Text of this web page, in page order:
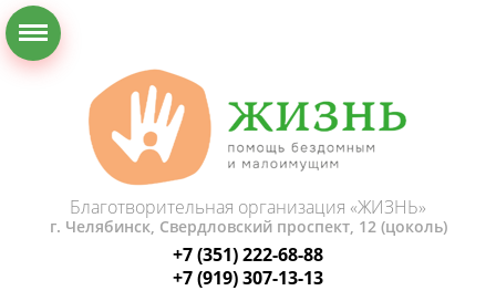
Благотворительная организация «ЖИЗНЬ»
г. Челябинск, Свердловский проспект, 12 (цоколь)
+7 (351) 222-68-88
+7 (919) 307-13-13